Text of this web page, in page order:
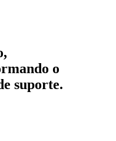
o
suporte.